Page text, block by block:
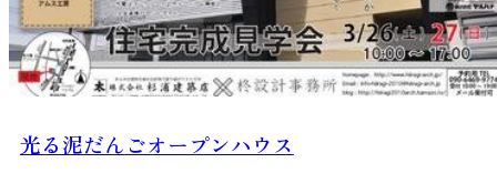
光る泥だんごオープンハウス